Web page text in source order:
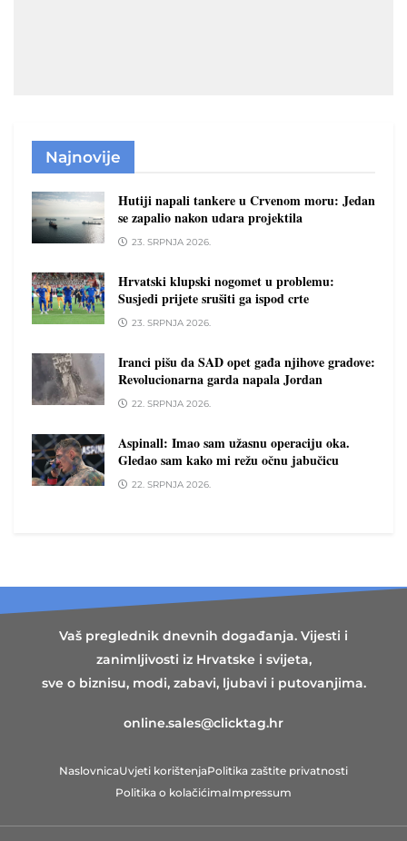
Najnovije
Hutiji napali tankere u Crvenom moru: Jedan
se zapalio nakon udara projektila
23. SRPNJA 2026.
Hrvatski klupski nogomet u problemu:
Susjedi prijete srušiti ga ispod crte
23. SRPNJA 2026.
Iranci pišu da SAD opet gađa njihove gradove:
Revolucionarna garda napala Jordan
22. SRPNJA 2026.
Aspinall: Imao sam užasnu operaciju oka.
Gledao sam kako mi režu očnu jabučicu
22. SRPNJA 2026.
Vaš preglednik dnevnih događanja. Vijesti i
zanimljivosti iz Hrvatske i svijeta,
sve o biznisu, modi, zabavi, ljubavi i putovanjima.
online.sales@clicktag.hr
NaslovnicaUvjeti korištenjaPolitika zaštite privatnosti
Politika o kolačićimaImpressum